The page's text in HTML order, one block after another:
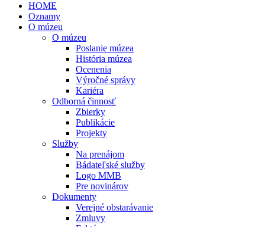
HOME
Oznamy
O múzeu
O múzeu
Poslanie múzea
História múzea
Ocenenia
Výročné správy
Kariéra
Odborná činnosť
Zbierky
Publikácie
Projekty
Služby
Na prenájom
Bádateľské služby
Logo MMB
Pre novinárov
Dokumenty
Verejné obstarávanie
Zmluvy